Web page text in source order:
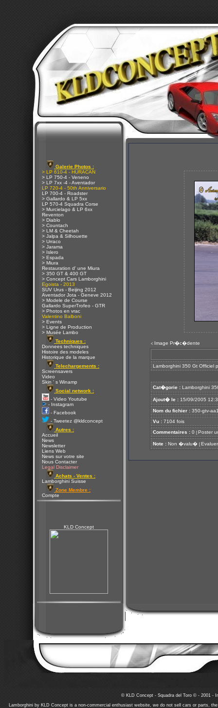
Galerie Photos :
> LP 610-4 - HURACAN
> LP 750-4 - Veneno
> LP 7xx -4 - Aventador
LP 720-4 - 50th Anniversario
LP 700-4 - Roadster
> Gallardo & LP 5xx
LP 570-4 Squadra Corse
> Murcielago & LP 6xx
Reventon
> Diablo
> Countach
> LM & Cheetah
> Jalpa & Silhouette
> Urraco
> Jarama
> Islero
> Espada
> Miura
Restauration d' une Miura
> 350 GT & 400 GT
> Concept Cars Lamborghini
Egoista - 2013
SUV Urus - Beijing 2012
Aventador Jota - Geneve 2012
> Modele de Course
Gallardo SuperTrofeo - GTR
> Photos en vrac
Valentino Balboni
> Events
> Ligne de Production
> Musée Lambo
Techniques :
Donnees techniques
Histoire des modeles
Historique de la marque
Telechargements :
Screensavers
Video
Skin ' s Winamp
Social network :
- Video Youtube
- Instagram
- Facebook
- Tweetez @kldconcept
Autres :
Accueil
News
Newsletter
Liens Web
News sur votre site
Nous Contacter
Legal Disclaimer
Achats - Ventes :
Lamborghini Suisse
Zone Membre :
Compte
KLD Concept
< Image Pr�c�dente
Lamborghini 350 Gt Officiel
Cat�gorie : Lamborghini
Ajout� le : 15/09/2005
Nom du fichier : 350-gtv-
Vu : 7104 fois
Commentaires : 0 [ Poster
Note : Non �valu� [ Evaluer
© KLD Concept - Squadra del Toro © - 2001 -
Lamborghini by KLD Concept is a non-commercial enthusiast website, we do not sell cars or parts,